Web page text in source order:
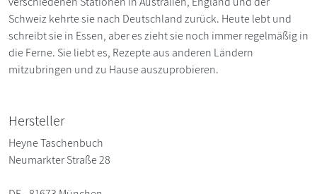
Schweiz kehrte sie nach Deutschland zurück. Heute lebt und
schreibt sie in Essen, aber es zieht sie noch immer regelmäßig in
die Ferne. Sie liebt es, Rezepte aus anderen Ländern
mitzubringen und zu Hause auszuprobieren.
Hersteller
Heyne Taschenbuch
Neumarkter Straße 28